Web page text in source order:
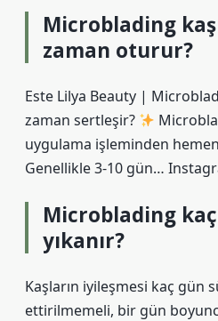
Microblading
zaman oturur?
Este Lilya Beauty |
zaman sertleşir?
uygulama işleminden
Genellikle 3-10 gün…
Microblading
yıkanır?
Kaşların iyileşmesi kaç gün
ettirilmemeli, bir gün